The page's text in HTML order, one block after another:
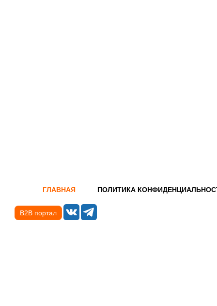
ГЛАВНАЯ ПОЛИТИКА
B2B портал